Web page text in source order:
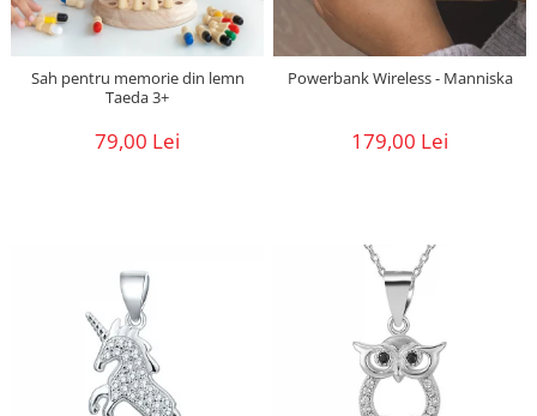
Sah pentru memorie din lemn
Taeda 3+
79,00 Lei
Powerbank Wireless - Manniska
179,00 Lei